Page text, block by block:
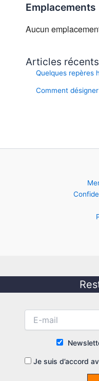
Emplacements
Aucun
Articles récents
Quelques repères
Comment
Je suis d’accord